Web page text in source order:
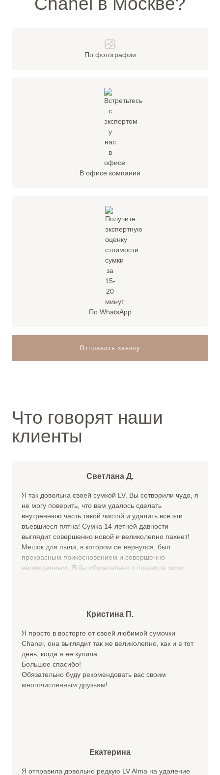
По фотографии
В офисе компании
По WhatsApp
Отправить заявку
Что говорят наши
клиенты
Светлана Д.
Я так довольна своей сумкой LV. Вы сотворили чудо, я
не могу поверить, что вам удалось сделать
внутреннюю часть такой чистой и удалить все эти
въевшиеся пятна! Сумка 14-летней давности
выглядит совершенно новой и великолепно пахнет!
Мешок для пыли, в котором он вернулся, был
прекрасным прикосновением и совершенно
неожиданным. Я бы обязательно отправила свою
Кристина П.
Я просто в восторге от своей любимой сумочки
Chanel, она выглядит так же великолепно, как и в тот
день, когда я ее купила.
Большое спасибо!
Обязательно буду рекомендовать вас своим
многочисленным друзьям!
Екатерина
Я отправила довольно редкую LV Alma на удаление